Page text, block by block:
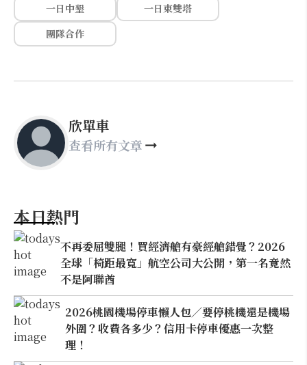
一日中墾
一日東雙塔
團隊合作
欣單車
查看所有文章
本日熱門
不再委屈雙腿！買經濟艙有豪經艙錯覺？2026
全球「椅距最寬」航空公司大公開，第一名竟然
不是阿聯酋
2026桃園機場停車懶人包／要停桃機還是機場
外圍？收費各多少？信用卡停車優惠一次整
理！